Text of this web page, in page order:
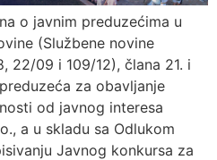
o javnim preduzećima u
(Službene novine
22/09 i 109/12), člana 21. i
za obavljanje
od javnog interesa
a u skladu sa Odlukom
Javnog konkursa za